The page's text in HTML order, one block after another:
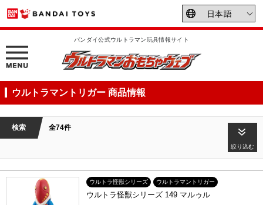
バンダイ公式ウルトラマン玩具情報サイト
ウルトラマントリガー 商品情報
検索 全74件
絞り込む
ウルトラ怪獣シリーズ ウルトラマントリガー
ウルトラ怪獣シリーズ 149 マルゥル